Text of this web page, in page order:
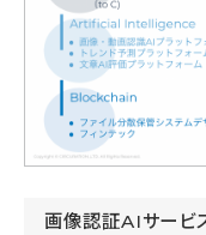
画像認証AIサービ